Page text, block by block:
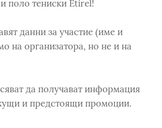
поло тениски Etirel!
данни за участие (име и
на организатора, но не и на
да получават информация
и предстоящи промоции.